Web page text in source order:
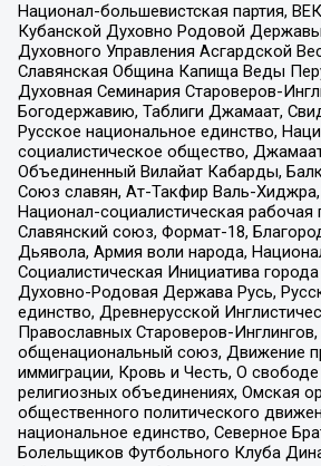
Национал-большевистская партия,
Кубанской Духовно Родовой
Духовного Управления Асгардской
Славянская Община Капища Веды
Духовная Семинария Староверов-
Богодержавию, Таблиги Джамаат,
Русское национальное единство,
социалистическое общество,
Объединенный Вилайат Кабарды,
Союз славян, Ат-Такфир Валь-Хиджра,
Национал-социалистическая рабочая
Славянский союз, Формат-18,
Дьявола, Армия воли народа,
Социалистическая Инициатива
Духовно-Родовая Держава Русь,
единство, Древнерусской
Православных Староверов-Инглингов,
общенациональный союз, Движение
иммиграции, Кровь и Честь, О
религиозных объединениях, Омская
общественного политического
национальное единство, Северное
Болельщиков Футбольного Клуба